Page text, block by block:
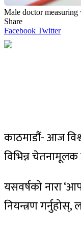
Male doctor
Share
Facebook Twitter
काठमाडौं- आज
विभिन्न चेतनामूलक
यसवर्षको नारा
नियन्त्रण गर्नुहोस्,